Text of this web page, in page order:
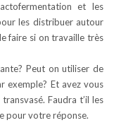
et les
les distribuer autour
faire si on travaille très
Peut on utiliser de
exemple? Et avez vous
Faudra t’il les
pour votre réponse.